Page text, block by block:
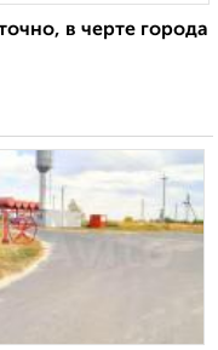
в черте города